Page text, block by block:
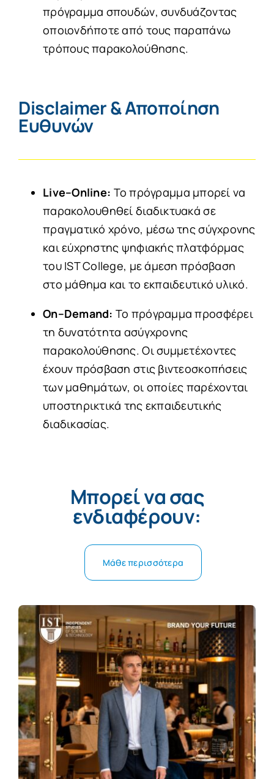
πρόγραμμα σπουδών, συνδυάζοντας
οποιονδήποτε από τους παραπάνω
τρόπους παρακολούθησης.
Disclaimer & Αποποίηση
Ευθυνών
Live–Online: Το πρόγραμμα μπορεί να
παρακολουθηθεί διαδικτυακά σε
πραγματικό χρόνο, μέσω της σύγχρονης
και εύχρηστης ψηφιακής πλατφόρμας
του IST College, με άμεση πρόσβαση
στο μάθημα και το εκπαιδευτικό υλικό.
On–Demand: Το πρόγραμμα προσφέρει
τη δυνατότητα ασύγχρονης
παρακολούθησης. Οι συμμετέχοντες
έχουν πρόσβαση στις βιντεοσκοπήσεις
των μαθημάτων, οι οποίες παρέχονται
υποστηρικτικά της εκπαιδευτικής
διαδικασίας.
Μπορεί να σας
ενδιαφέρουν:
Μάθε περισσότερα